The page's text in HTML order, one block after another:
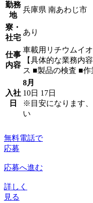
勤務
地
兵庫県 南あわじ市
寮・
社宅
あり
仕事
内容
車載用リチウムイ
【具体的な業務内
ス ■製品の検査 ■作
入社
日
8月
10日 17日
※目安になります
い
無料電話で
応募
応募へ進む
詳しく
見る